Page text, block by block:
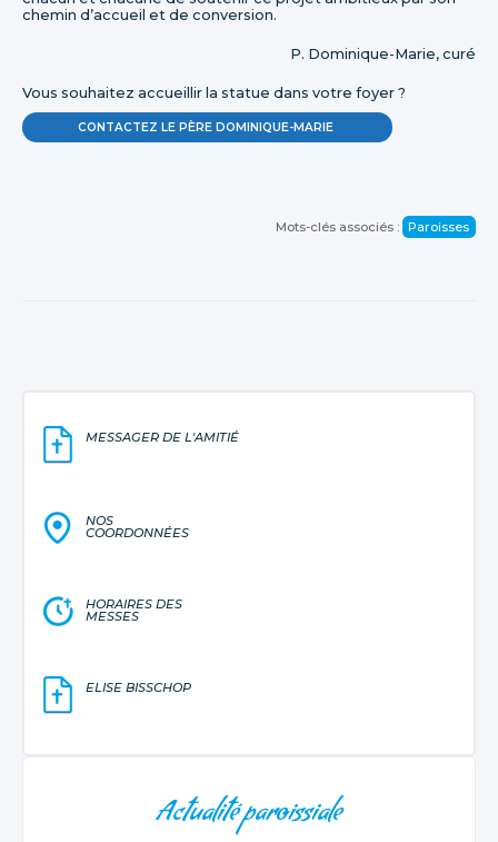
chemin d’accueil et de conversion.
P. Dominique-Marie, curé
Vous souhaitez accueillir la statue dans votre foyer ?
CONTACTEZ LE PÈRE DOMINIQUE-MARIE
Mots-clés associés : Paroisses
MESSAGER DE L'AMITIÉ
NOS
COORDONNÉES
HORAIRES DES
MESSES
ELISE BISSCHOP
Actualité paroissiale